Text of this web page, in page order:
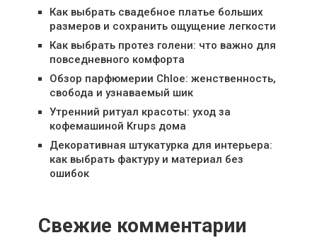
Как выбрать свадебное платье больших
размеров и сохранить ощущение легкости
Как выбрать протез голени: что важно для
повседневного комфорта
Обзор парфюмерии Chloe: женственность,
свобода и узнаваемый шик
Утренний ритуал красоты: уход за
кофемашиной Krups дома
Декоративная штукатурка для интерьера:
как выбрать фактуру и материал без
ошибок
Свежие комментарии